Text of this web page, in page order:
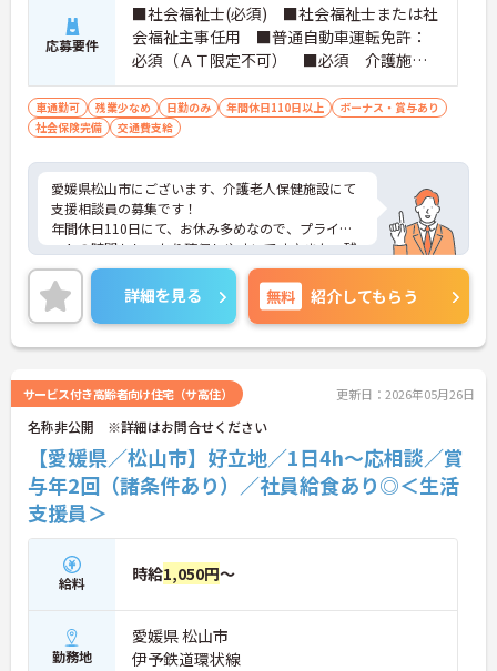
います。
応募要件
■社会福祉士(必須) ■社会福祉士または社
会福祉主事任用 ■普通自動車運転免許：
必須（ＡＴ限定不可） ■必須 介護施設
での勤務または生活相談員の経験
車通勤可 残業少なめ 日勤のみ 年間休日110日以上
ボーナス・賞与あり
社会保険完備
交通費支給
愛媛県松山市にございます、介護老人保健施設にて
支援相談員の募集です！
年間休日110日にて、お休み多めなので、プライベ
ートの時間もしっかり確保しやすいです♪また、残
業少なめなのでお仕事終わりの時間を大切にできま
す◎
ご興味のある方は、マイナビ介護職までお問い合わ
せください。
詳細を見る 無料 紹介してもらう
サービス付き高齢者向け住宅（サ高住） 更新日：2026年05月26日
名称非公開 ※詳細はお問合せください
【愛媛県／松山市】好立地／1日4h～応相談／賞
与年2回（諸条件あり）／社員給食あり◎＜生活
支援員＞
給料 時給1,050円～
勤務地
愛媛県 松山市
伊予鉄道環状線